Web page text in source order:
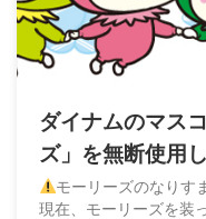
ダイナムのマス
ズ」を無断使用
貨を発行→ダイ
モーリーズのなりす
現在、モーリーズを装